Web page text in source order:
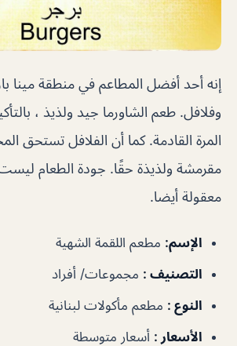
إنه أحد أفضل المطاعم في منطقة مينا
وفلافل. طعم الشاورما جيد ولذيذ ،
المرة القادمة. كما أن الفلافل تستحق
مقرمشة ولذيذة حقًا. جودة الطعام ليست
معقولة أيضا.
الإسم: مطعم اللقمة الشهية
التصنيف : مجموعات/ أفراد
النوع : مطعم مأكولات لبنانية
الأسعار : أسعار متوسطة